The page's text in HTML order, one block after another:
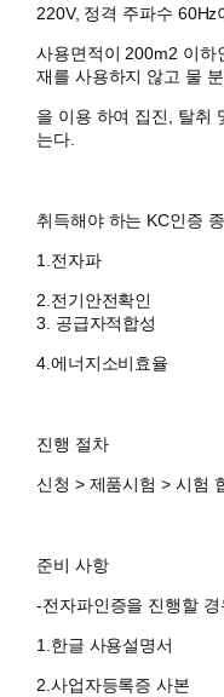
220V, 정격 주파수 60Hz
사용면적이 200m2 이하
재를 사용하지 않고 물
을 이용 하여 집진, 탈취
는다.
취득해야 하는 KC인증
1.전자파
2.전기안전확인
3. 공급자적합성
4.에너지소비효율
진행 절차
신청 > 제품시험 > 시험
준비 사항
-전자파인증을 진행할 경
1.한글 사용설명서
2.사업자등록증 사본